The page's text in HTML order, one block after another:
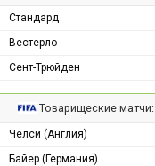
Стандард
Вестерло
Сент-Трюйден
Товарищеские
Челси (Англия)
Байер (Германия)